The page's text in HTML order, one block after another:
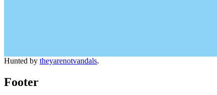
Hunted by theyarenotvandals.
Footer